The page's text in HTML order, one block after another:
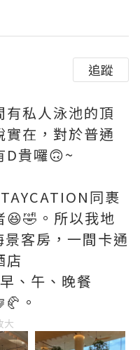
追蹤
私人泳池的頂
在，對於普通
D貴囉🙃~
同裹
😆🤣。所以我地
客房，一間卡通
店
、午、晚餐
。
大